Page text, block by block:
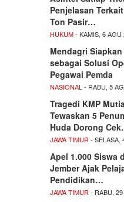
Penjelasan
Ton Pasir…
HUKUM- KAMIS, 6 AGU
Mendagri
sebagai Solusi
Pegawai Pemda
NASIONAL - RABU, 5
Tragedi KMP
Tewaskan 5
Huda Dorong
JAWA TIMUR - SELASA,
Apel 1.000 Siswa
Jember Ajak
Pendidikan…
JAWA TIMUR - RABU,